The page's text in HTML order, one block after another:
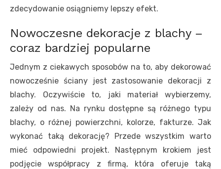
zdecydowanie osiągniemy lepszy efekt.
Nowoczesne dekoracje z blachy –
coraz bardziej popularne
Jednym z ciekawych sposobów na to, aby dekorować
nowocześnie ściany jest zastosowanie dekoracji z
blachy. Oczywiście to, jaki materiał wybierzemy,
zależy od nas. Na rynku dostępne są różnego typu
blachy, o różnej powierzchni, kolorze, fakturze. Jak
wykonać taką dekorację? Przede wszystkim warto
mieć odpowiedni projekt. Następnym krokiem jest
podjęcie współpracy z firmą, która oferuje taką